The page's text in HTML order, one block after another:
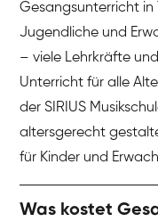
Gesangsunterricht in
Jugendliche und
– viele Lehrkräfte
Unterricht für alle
der SIRIUS
altersgerecht
für Kinder und
Was kostet